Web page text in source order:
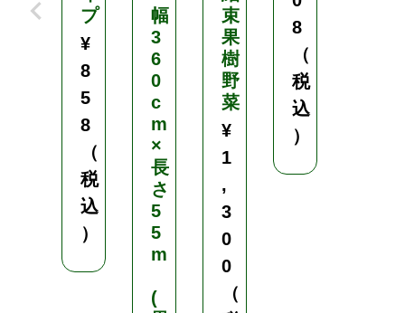
プ
¥
8
5
8
（
税
込
）
幅
3
6
0
c
m
×
長
さ
5
5
m
(
束
果
樹
野
菜
¥
1
,
3
0
0
（
8
（
税
込
）